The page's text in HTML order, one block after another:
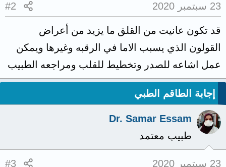
23 سبتمبر 2020 #2
قد تكون عانيت من القلق ما يزيد من أعراض
القولون الذي يسبب الاما في الرقبه وغيرها ويمكن
عمل اشاعه للصدر وتخطيط للقلب ومراجعه الطبيب
إجابة الطاقم الطبي
Dr. Samar Essam
طبيب معتمد
23 سبتمبر 2020 #3